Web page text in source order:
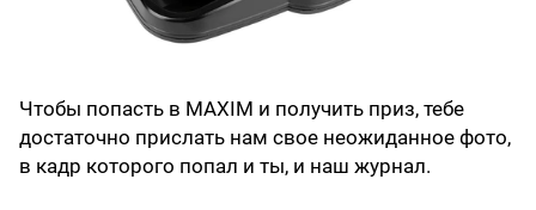
Чтобы попасть в MAXIM и получить приз, тебе
достаточно прислать нам свое неожиданное фото,
в кадр которого попал и ты, и наш журнал.